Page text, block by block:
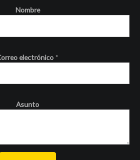
Nombre
electrónico *
Asunto